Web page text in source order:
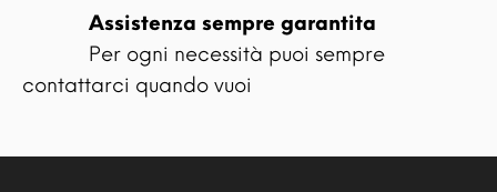
Assistenza sempre garantita
Per ogni necessità puoi sempre
contattarci quando vuoi